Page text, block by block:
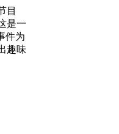
目
是一
件为
趣味